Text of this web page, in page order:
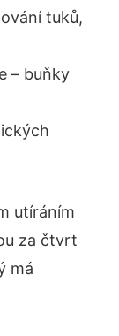
tuků,
– buňky
utíráním
za čtvrt
má